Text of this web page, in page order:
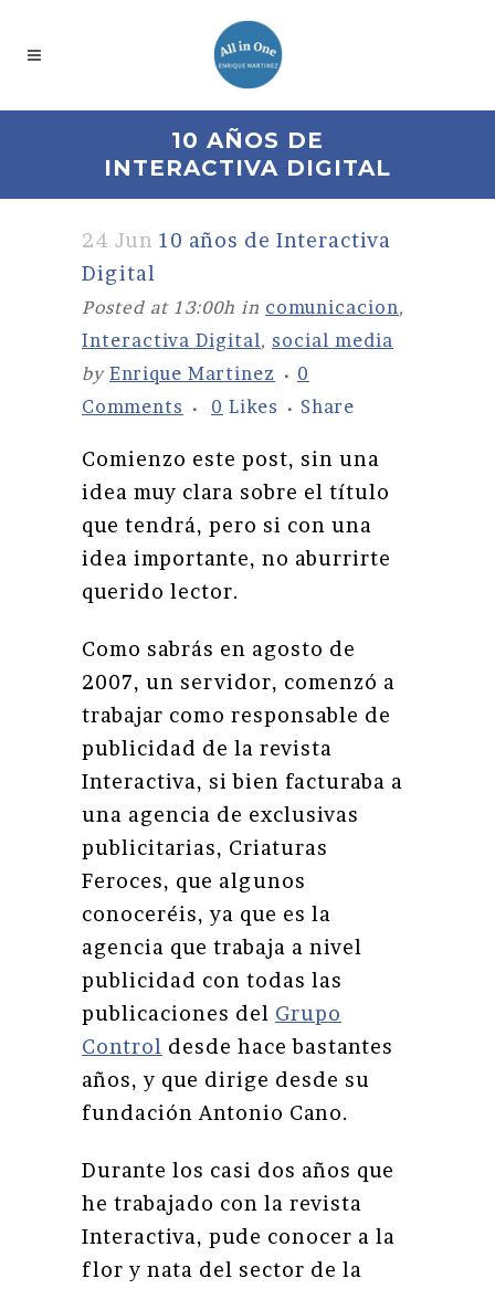
10 AÑOS DE
INTERACTIVA DIGITAL
24 Jun 10 años de Interactiva
Digital
Posted at 13:00h in comunicacion,
Interactiva Digital, social media
by Enrique Martinez
0
Comments
0 Likes Share
Comienzo este post, sin una
idea muy clara sobre el título
que tendrá, pero si con una
idea importante, no aburrirte
querido lector.
Como sabrás en agosto de
2007, un servidor, comenzó a
trabajar como responsable de
publicidad de la revista
Interactiva, si bien facturaba a
una agencia de exclusivas
publicitarias, Criaturas
Feroces, que algunos
conoceréis, ya que es la
agencia que trabaja a nivel
publicidad con todas las
publicaciones del Grupo
Control desde hace bastantes
años, y que dirige desde su
fundación Antonio Cano.
Durante los casi dos años que
he trabajado con la revista
Interactiva, pude conocer a la
flor y nata del sector de la